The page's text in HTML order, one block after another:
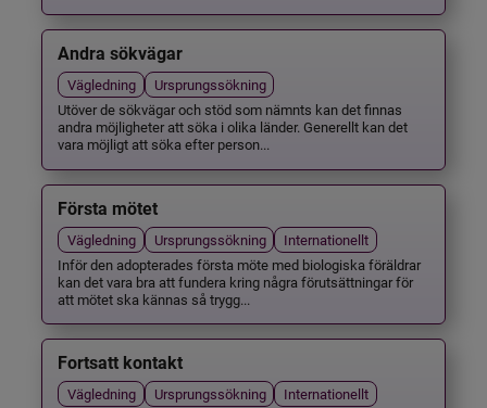
Andra sökvägar
Vägledning
Ursprungssökning
Utöver de sökvägar och stöd som nämnts kan det finnas
andra möjligheter att söka i olika länder. Generellt kan det
vara möjligt att söka efter person...
Första mötet
Vägledning Ursprungssökning
Internationellt
Inför den adopterades första möte med biologiska föräldrar
kan det vara bra att fundera kring några förutsättningar för
att mötet ska kännas så trygg...
Fortsatt kontakt
Vägledning Ursprungssökning
Internationellt